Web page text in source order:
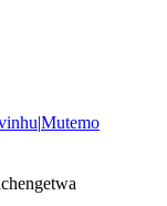
|Mutemo